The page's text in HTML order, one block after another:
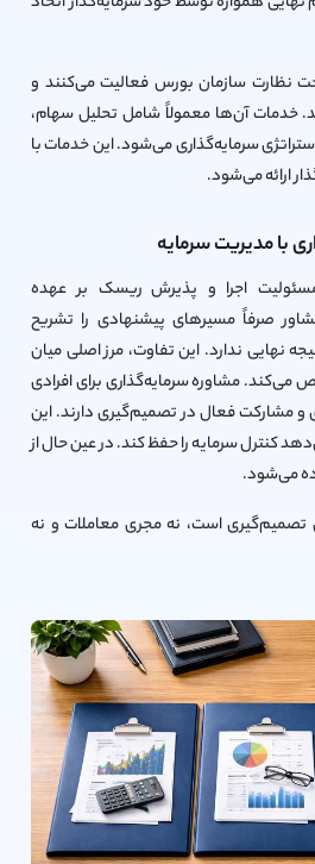
نظارت سازمان بورس فعالیت می‌کنند و
خدمات آن‌ها معمولاً شامل تحلیل سهام،
استراتژی سرمایه‌گذاری می‌شود. این خدمات با
ارائه می‌شود.
با مدیریت سرمایه
مسئولیت اجرا و پذیرش ریسک بر عهده
صرفاً مسیرهای پیشنهادی را تشریح
نهایی ندارد. این تفاوت، مرز اصلی میان
مشاوره سرمایه‌گذاری برای افرادی
مشارکت فعال در تصمیم‌گیری دارند. این
کنترل سرمایه را حفظ کند. در عین حال از
می‌شود.
تصمیم‌گیری است، نه مجری معاملات و نه